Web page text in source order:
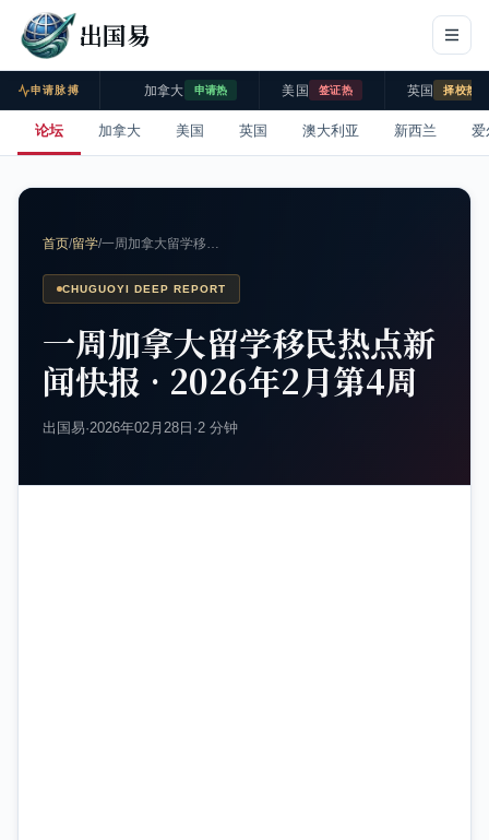
出国易
申请脉搏 加拿大 申请热 美国 签证热 英国 择校热
论坛 加拿大 美国 英国 澳大利亚 新西兰 爱
首页/留学/一周加拿大留学移…
CHUGUOYI DEEP REPORT
一周加拿大留学移民热点新
闻快报 · 2026年2月第4周
出国易·2026年02月28日 ·2 分钟